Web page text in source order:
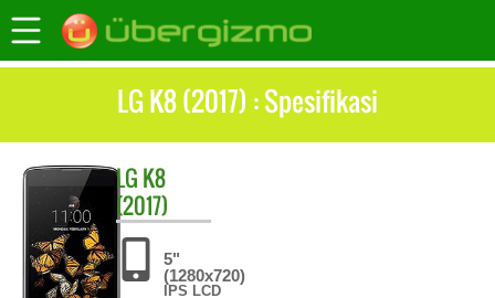
LG K8 (2017) : Spesifikasi
LG K8
(2017)
5"
(1280x720)
IPS LCD